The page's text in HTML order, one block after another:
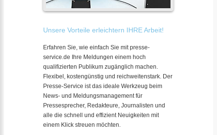
Unsere Vorteile erleichtern IHRE Arbeit!
Erfahren Sie, wie einfach Sie mit presse-
service.de Ihre Meldungen einem hoch
qualifizierten Publikum zugänglich machen.
Flexibel, kostengünstig und reichweitenstark. Der
Presse-Service ist das ideale Werkzeug beim
News- und Meldungsmanagement für
Pressesprecher, Redakteure, Journalisten und
alle die schnell und effizient Neuigkeiten mit
einem Klick streuen möchten.